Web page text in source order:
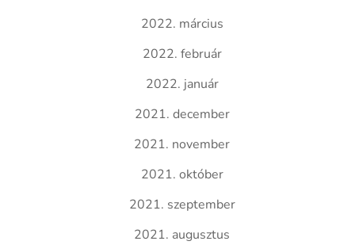
2022. március
2022. február
2022. január
2021. december
2021. november
2021. október
2021. szeptember
2021. augusztus